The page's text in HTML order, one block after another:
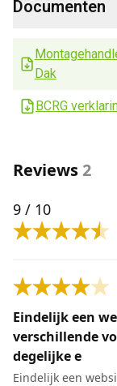
Documenten
Dak
BCRG
Reviews2
9 / 10
Eindelijk een
verschillende
degelijke e
Eindelijk een